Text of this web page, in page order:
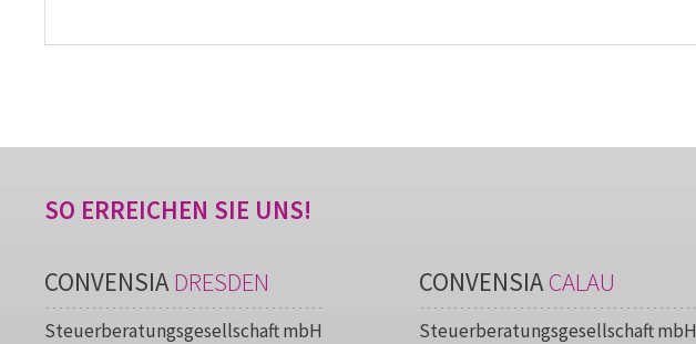
SO ERREICHEN SIE UNS!
CONVENSIA DRESDEN
Steuerberatungsgesellschaft mbH
CONVENSIA CALAU
Steuerberatungsgesellschaft mbH